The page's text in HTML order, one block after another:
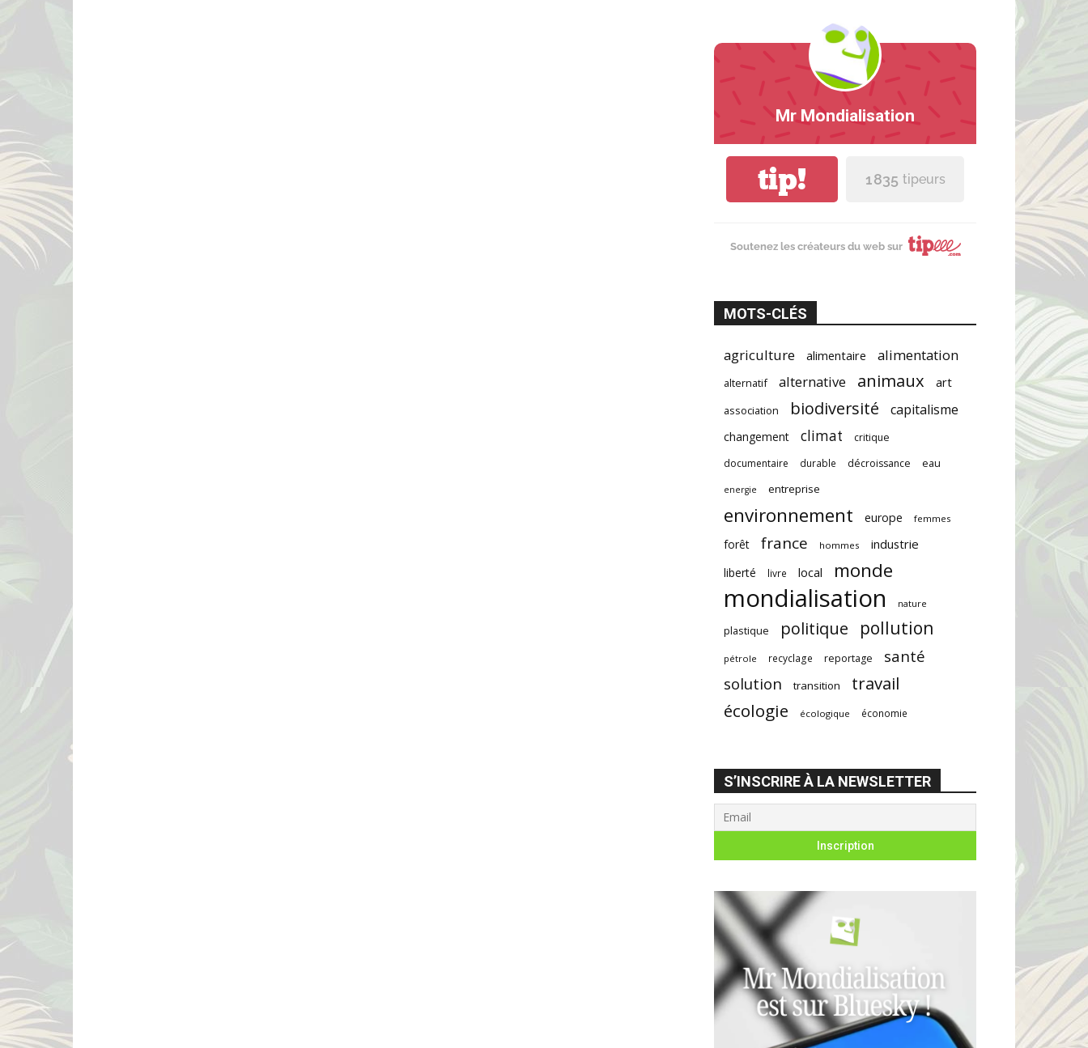
Mr Mondialisation
tip! 1 835 tipeurs
Soutenez les créateurs du web sur
MOTS-CLÉS
agriculture alimentaire alimentation
alternatif alternative animaux art
association biodiversité capitalisme
changement climat
critique
documentaire
durable décroissance eau
energie entreprise
environnement europe femmes
forêt france hommes industrie
liberté livre local monde
mondialisation nature
plastique politique pollution
pétrole recyclage reportage
santé
solution
transition
travail
écologie
écologique économie
S’INSCRIRE À LA NEWSLETTER